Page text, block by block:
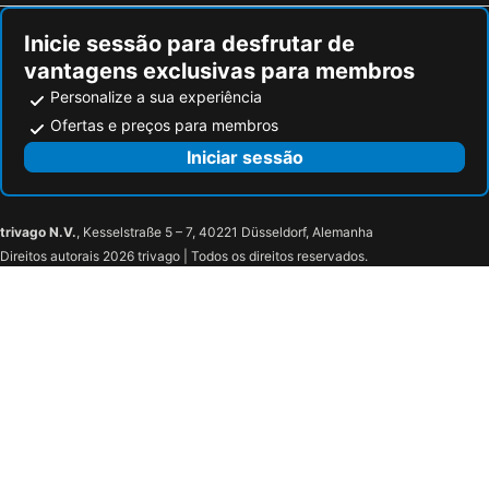
Inicie sessão para desfrutar de
vantagens exclusivas para membros
Personalize a sua experiência
Ofertas e preços para membros
Iniciar sessão
trivago N.V., Kesselstraße 5 – 7, 40221 Düsseldorf, Alemanha
Direitos autorais 2026 trivago | Todos os direitos reservados.